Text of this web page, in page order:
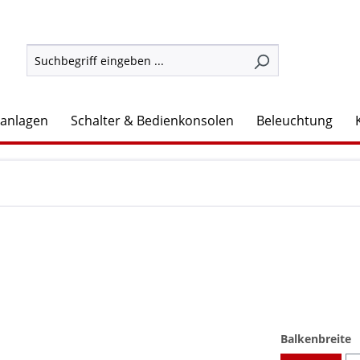
Schalter & Bedienkonsolen Beleuchtung
Balkenbreite